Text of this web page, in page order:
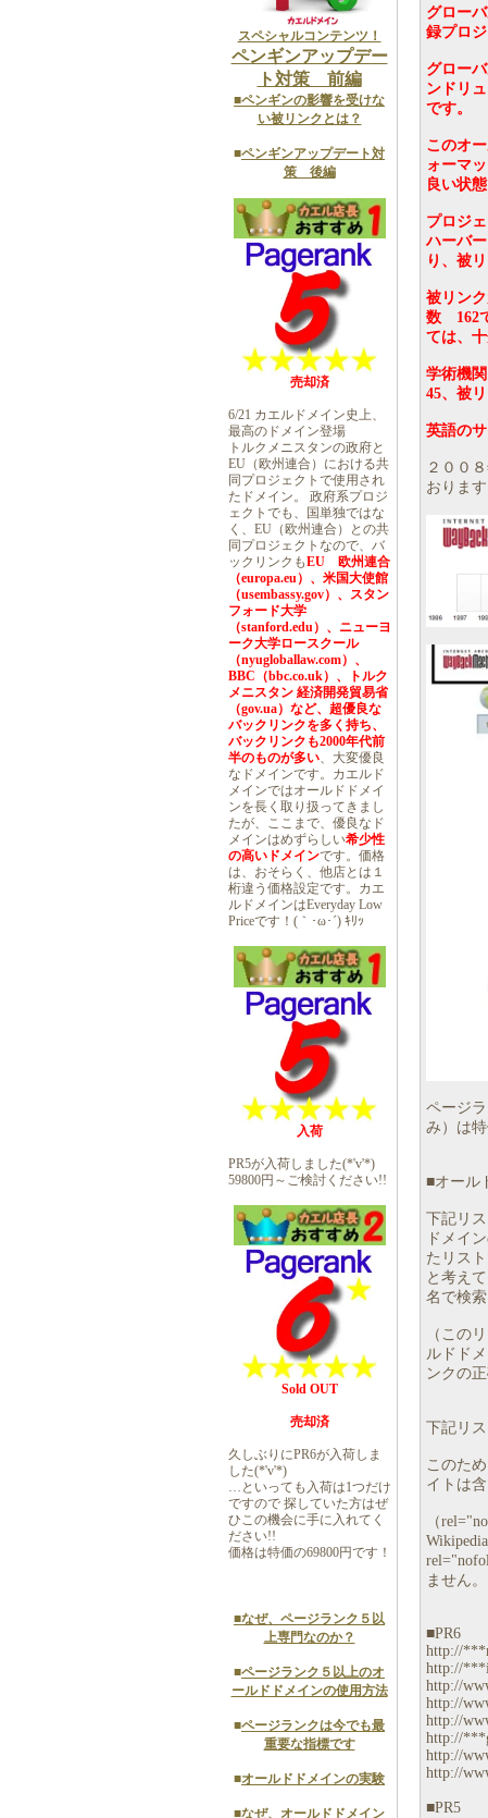
スペシャルコンテンツ！
ペンギンアップデー
ト対策 前編
■ペンギンの影響を受けな
い被リンクとは？
■ペンギンアップデート対
策 後編
売却済
6/21 カエルドメイン史上、
最高のドメイン登場
トルクメニスタンの政府と
EU（欧州連合）における共
同プロジェクトで使用され
たドメイン。 政府系プロジ
ェクトでも、国単独ではな
く、EU（欧州連合）との共
同プロジェクトなので、バ
ックリンクもEU 欧州連合
（europa.eu）、米国大使館
（usembassy.gov）、スタン
フォード大学
（stanford.edu）、ニューヨ
ーク大学ロースクール
（nyugloballaw.com）、
BBC（bbc.co.uk）、トルク
メニスタン 経済開発貿易省
（gov.ua）など、超優良な
バックリンクを多く持ち、
バックリンクも2000年代前
半のものが多い、大変優良
なドメインです。カエルド
メインではオールドドメイ
ンを長く取り扱ってきまし
たが、ここまで、優良なド
メインはめずらしい希少性
の高いドメインです。価格
は、おそらく、他店とは１
桁違う価格設定です。カエ
ルドメインはEveryday Low
Priceです！(｀･ω･´) ｷﾘｯ
入荷
PR5が入荷しました(*'v'*)
59800円～ご検討ください!!
Sold OUT
売却済
久しぶりにPR6が入荷しま
した(*'v'*)
…といっても入荷は1つだけ
ですので 探していた方はぜ
ひこの機会に手に入れてく
ださい!!
価格は特価の69800円です！
■なぜ、ページランク５以
上専門なのか？
■ページランク５以上のオ
ールドドメインの使用方法
■ページランクは今でも最
重要な指標です
■オールドドメインの実験
■なぜ、オールドドメイン
グロー
録プロ
グロー
ンドリ
です。
このオ
ォーマ
良い状態
プロジ
ハーバ
り、被
被リン
数 162
ては、十
学術機
45、被
英語のサ
２００
おります
ページ
み）は
■オール
下記リ
ドメイ
たリス
と考え
名で検
（この
ルドド
ンクの
下記リ
このた
イトは含
（
ません。
■PR6
http://
http://
http://
http://
http://
http://
http://
http://
■PR5